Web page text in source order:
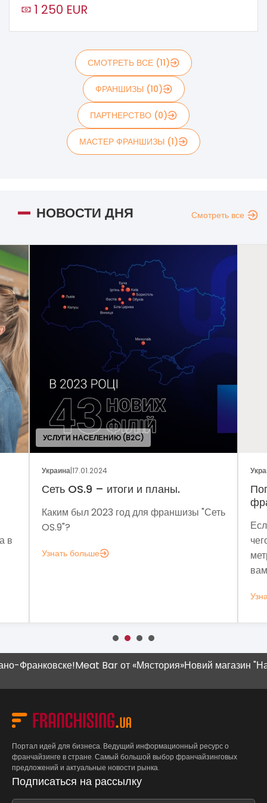
1 250 EUR
СМОТРЕТЬ ВСЕ (11)
ФРАНШИЗЫ (10)
ПАРТНЕРСТВО (0)
МАСТЕР ФРАНШИЗЫ (1)
НОВОСТИ ДНЯ Смотреть все
УСЛУГИ НАСЕЛЕНИЮ (B2C)
17.01.2024
Сеть OS.9 – итоги и планы.
Каким был 2023 год для франшизы "Сеть
Узнать больше
Если
чего мне
метрик,
вам это
Узнать
Meat Bar от «Мястория»Новий магазин "Наш
Портал идей для бизнеса. Ведущий информационный ресурс о
франчайзинге в стране. Самый большой выбор франчайзинговых
предложений и актуальные новости рынка.
Подписаться на рассылку